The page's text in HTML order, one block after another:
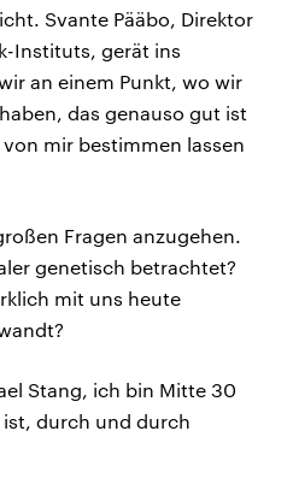
Svante Pääbo, Direktor
Instituts, gerät ins
an einem Punkt, wo wir
das genauso gut ist
mir bestimmen lassen
Fragen anzugehen.
genetisch betrachtet?
mit uns heute
Stang, ich bin Mitte 30
durch und durch